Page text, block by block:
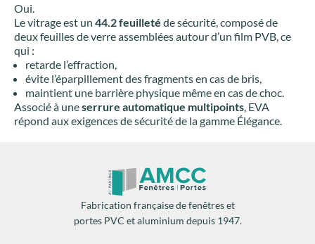
Oui.
Le vitrage est un 44.2 feuilleté de sécurité, composé de
deux feuilles de verre assemblées autour d’un film PVB, ce
qui :
retarde l’effraction,
évite l’éparpillement des fragments en cas de bris,
maintient une barrière physique même en cas de choc.
Associé à uneserrure automatique multipoints, EVA
répond aux exigences de sécurité de la gamme Élégance.
Fabrication française de fenêtres et
portes PVC et aluminium depuis 1947.